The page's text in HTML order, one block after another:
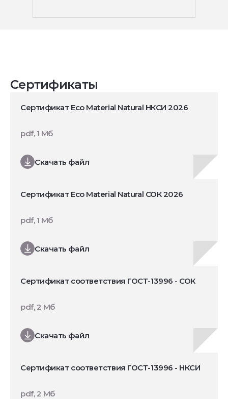
Сертификаты
Сертификат Eco Material Natural НКСИ 2026
Скачать файл
pdf, 1 Мб
Сертификат Eco Material Natural СОК 2026
Скачать файл
pdf, 1 Мб
Сертификат соответствия ГОСТ-13996 - СОК
Скачать файл
pdf, 2 Мб
Сертификат соответствия ГОСТ-13996 - НКСИ
pdf, 2 Мб